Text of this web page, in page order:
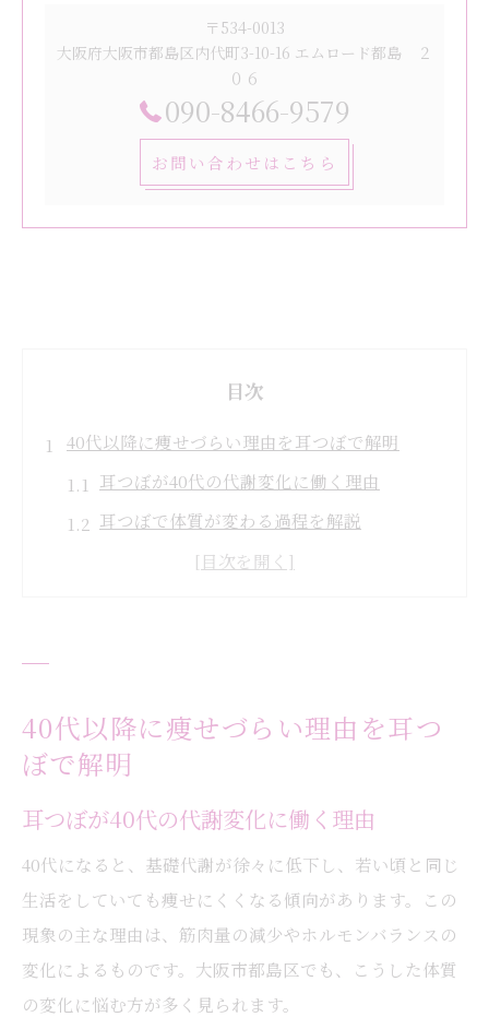
〒534-0013
大阪府大阪市都島区内代町3-10-16 エムロード都島 ２
０６
090-8466-9579
お問い合わせはこちら
目次
40代以降に痩せづらい理由を耳つぼで解明
耳つぼが40代の代謝変化に働く理由
耳つぼで体質が変わる過程を解説
耳つぼダイエットは怪しいのか徹底検証
耳つぼ施術が都島区女性に選ばれる理由
耳つぼが都島区女性から支持される理由
耳つぼ施術の口コミと体験談を詳しく解説
耳つぼ施術の丁寧なカウンセリング体制
耳つぼ施術でリバウンドしにくい工夫とは
痩せにくさ対策なら耳つぼを活用しよう
40代以降に痩せづらい理由を耳つ
ぼで解明
耳つぼが40代の代謝変化に働く理由
40代になると、基礎代謝が徐々に低下し、若い頃と同じ
生活をしていても痩せにくくなる傾向があります。この
現象の主な理由は、筋肉量の減少やホルモンバランスの
変化によるものです。大阪市都島区でも、こうした体質
の変化に悩む方が多く見られます。